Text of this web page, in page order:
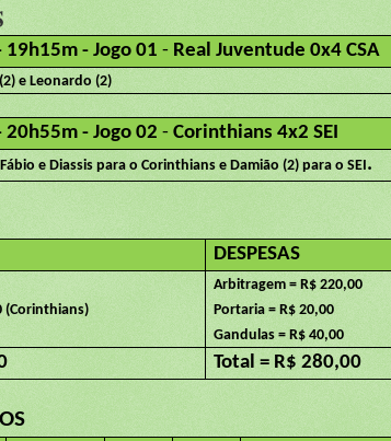
- Jogo 01 - Real Juventude 0x4 CSA
e Leonardo (2)
20h55m - Jogo 02-Corinthians 4x2 SEI
e Diassis para o Corinthians e Damião (2) para o SEI.
DESPESAS
(Corinthians)
Arbitragem = R$ 220,00
Portaria = R$ 20,00
Gandulas = R$ 40,00
Total = R$ 280,00